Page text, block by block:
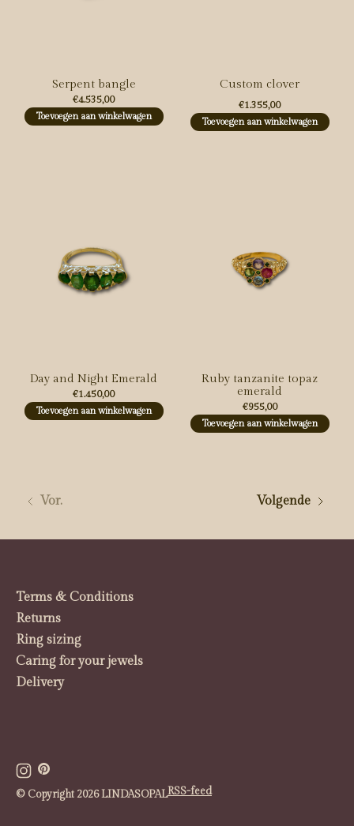
Serpent bangle
€4.535,00
Toevoegen aan winkelwagen
Custom clover
€1.355,00
Toevoegen aan winkelwagen
Day and Night Emerald
€1.450,00
Toevoegen aan winkelwagen
Ruby tanzanite topaz
emerald
€955,00
Toevoegen aan winkelwagen
Vor. Volgende
Terms & Conditions
Returns
Ring sizing
Caring for your jewels
Delivery
© Copyright 2026 LINDASOPALRSS-feed